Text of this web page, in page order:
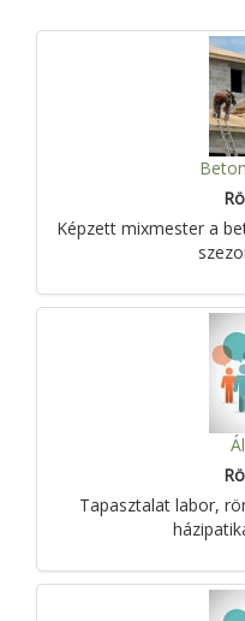
Képzett mixmester a
Tapasztalat labor,